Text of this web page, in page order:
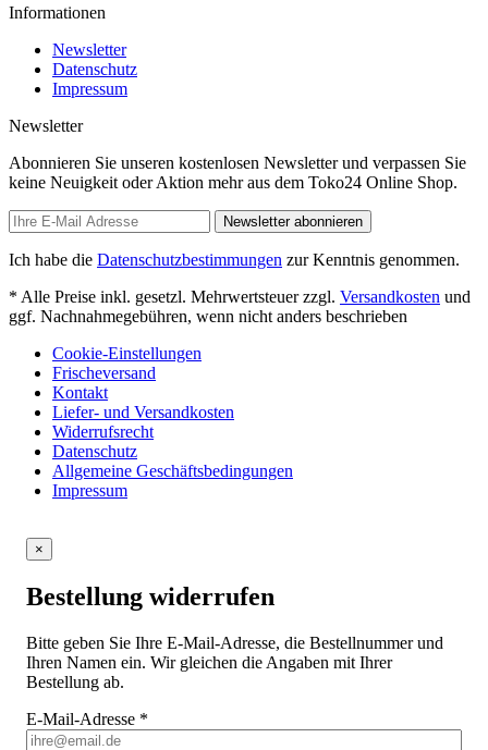
Informationen
Newsletter
Datenschutz
Impressum
Newsletter
Abonnieren Sie unseren kostenlosen Newsletter und verpassen Sie
keine Neuigkeit oder Aktion mehr aus dem Toko24 Online Shop.
Newsletter abonnieren
Ich habe die Datenschutzbestimmungen zur Kenntnis genommen.
* Alle Preise inkl. gesetzl. Mehrwertsteuer zzgl. Versandkosten und
ggf. Nachnahmegebühren, wenn nicht anders beschrieben
Cookie-Einstellungen
Frischeversand
Kontakt
Liefer- und Versandkosten
Widerrufsrecht
Datenschutz
Allgemeine Geschäftsbedingungen
Impressum
×
Bestellung widerrufen
Bitte geben Sie Ihre E-Mail-Adresse, die Bestellnummer und
Ihren Namen ein. Wir gleichen die Angaben mit Ihrer
Bestellung ab.
E-Mail-Adresse *